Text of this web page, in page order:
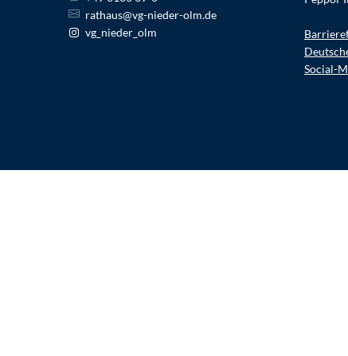
rathaus@vg-nieder-olm.de
vg_nieder_olm
Social-